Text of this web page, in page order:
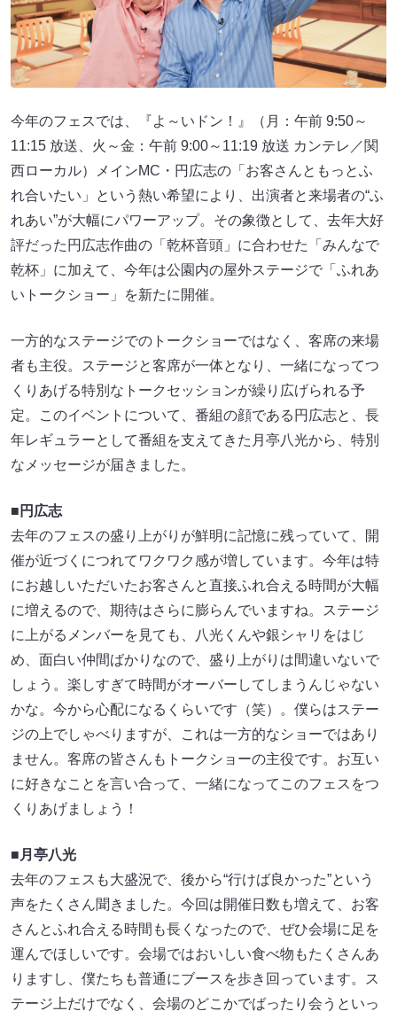
今年のフェスでは、『よ～いドン！』（月：午前 9:50～
11:15 放送、火～金：午前 9:00～11:19 放送 カンテレ／関
西ローカル）メインMC・円広志の「お客さんともっとふ
れ合いたい」という熱い希望により、出演者と来場者の“ふ
れあい”が大幅にパワーアップ。その象徴として、去年大好
評だった円広志作曲の「乾杯音頭」に合わせた「みんなで
乾杯」に加えて、今年は公園内の屋外ステージで「ふれあ
いトークショー」を新たに開催。
一方的なステージでのトークショーではなく、客席の来場
者も主役。ステージと客席が一体となり、一緒になってつ
くりあげる特別なトークセッションが繰り広げられる予
定。このイベントについて、番組の顔である円広志と、長
年レギュラーとして番組を支えてきた月亭八光から、特別
なメッセージが届きました。
■円広志
去年のフェスの盛り上がりが鮮明に記憶に残っていて、開
催が近づくにつれてワクワク感が増しています。今年は特
にお越しいただいたお客さんと直接ふれ合える時間が大幅
に増えるので、期待はさらに膨らんでいますね。ステージ
に上がるメンバーを見ても、八光くんや銀シャリをはじ
め、面白い仲間ばかりなので、盛り上がりは間違いないで
しょう。楽しすぎて時間がオーバーしてしまうんじゃない
かな。今から心配になるくらいです（笑）。僕らはステー
ジの上でしゃべりますが、これは一方的なショーではあり
ません。客席の皆さんもトークショーの主役です。お互い
に好きなことを言い合って、一緒になってこのフェスをつ
くりあげましょう！
■月亭八光
去年のフェスも大盛況で、後から“行けば良かった”という
声をたくさん聞きました。今回は開催日数も増えて、お客
さんとふれ合える時間も長くなったので、ぜひ会場に足を
運んでほしいです。会場ではおいしい食べ物もたくさんあ
りますし、僕たちも普通にブースを歩き回っています。ス
テージ上だけでなく、会場のどこかでばったり会うといっ